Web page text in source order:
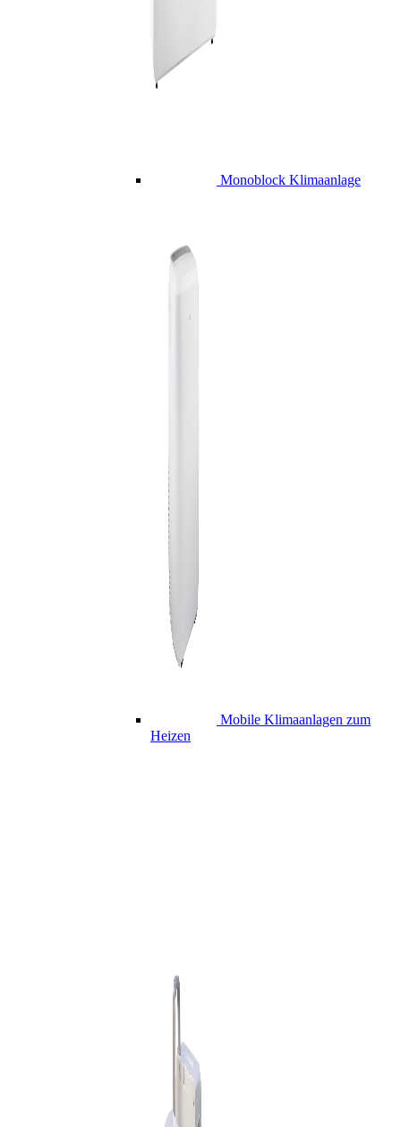
Monoblock Klimaanlage
Mobile Klimaanlagen zum
Heizen